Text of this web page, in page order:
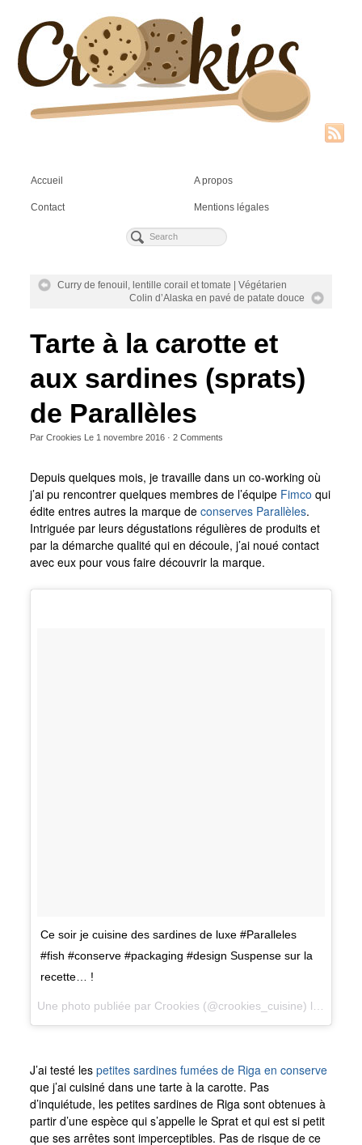
Accueil A propos
Contact Mentions légales
Curry de fenouil, lentille corail et tomate | Végétarien
Colin d’Alaska en pavé de patate douce
Tarte à la carotte et
aux sardines (sprats)
de Parallèles
Par Crookies Le 1 novembre 2016· 2Comments
Depuis quelques mois, je travaille dans un co-working où
j’ai pu rencontrer quelques membres de l’équipe Fimco qui
édite entres autres la marque de conserves Parallèles.
Intriguée par leurs dégustations régulières de produits et
par la démarche qualité qui en découle, j’ai noué contact
avec eux pour vous faire découvrir la marque.
Ce soir je cuisine des sardines de luxe #Paralleles
#fish #conserve #packaging #design Suspense sur la
recette… !
J’ai testé les petites sardines fumées de Riga en conserve
que j’ai cuisiné dans une tarte à la carotte. Pas
d’inquiétude, les petites sardines de Riga sont obtenues à
partir d’une espèce qui s’appelle le Sprat et qui est si petit
que ses arrêtes sont imperceptibles. Pas de risque de ce